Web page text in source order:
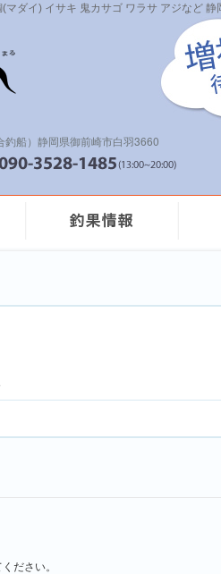
マダイ) イサキ 鬼カサゴ ワラサ アジなど
釣船）静岡県御前崎市白羽3660
ください。